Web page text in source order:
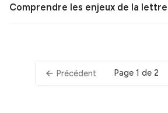
Comprendre les enjeux de la
Précédent Page 1 de 2